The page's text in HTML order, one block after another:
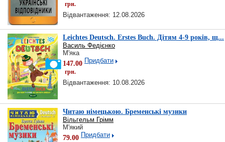
грн.
Відвантаження: 12.08.2026
Leichtes Deutsch. Erstes Buch. Дітям 4-9 років, щ...
Василь Федієнко
М'яка
147.00
грн.
Придбати
Відвантаження: 10.08.2026
Читаю німецькою. Бременські музики
Вільгельм Грімм
М'який
79.00 Придбати